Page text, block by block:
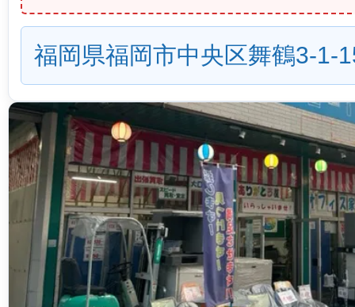
福岡県福岡市中央区舞鶴3-1-